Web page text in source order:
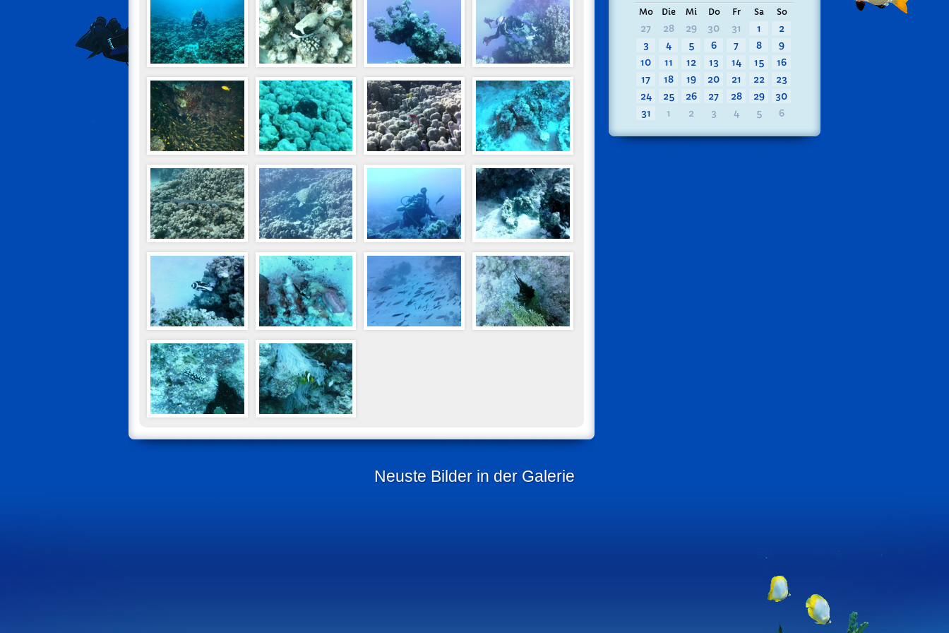
Mo Die Mi Do Fr Sa So
27 28 29 30 31 1
2
3
4 5 6 7 8
9
10
11 12 13 14 15
16
17
18 19 20 21 22
23
24
25 26 27 28 29
30
31
1 2 3 4 5 6
Neuste Bilder in der Galerie